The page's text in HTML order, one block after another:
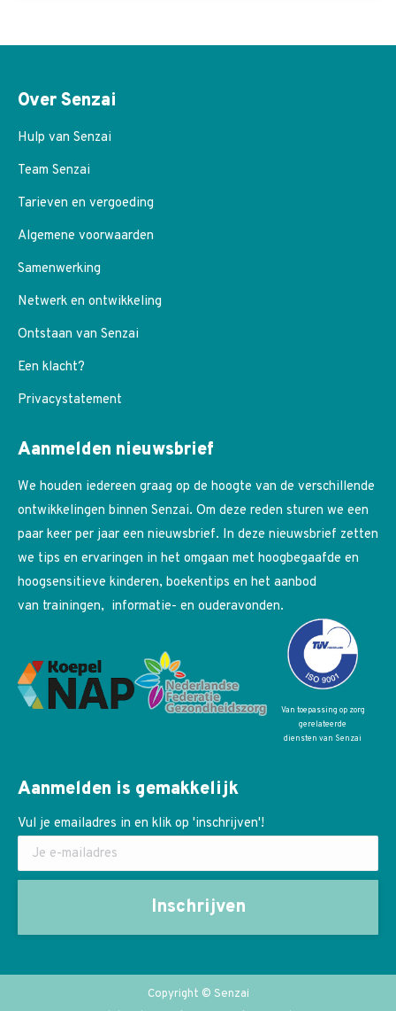
Over Senzai
Hulp van Senzai
Team Senzai
Tarieven en vergoeding
Algemene voorwaarden
Samenwerking
Netwerk en ontwikkeling
Ontstaan van Senzai
Een klacht?
Privacystatement
Aanmelden nieuwsbrief
We houden iedereen graag op de hoogte van de verschillende
ontwikkelingen binnen Senzai. Om deze reden sturen we een
paar keer per jaar een nieuwsbrief. In deze nieuwsbrief zetten
we tips en ervaringen in het omgaan met hoogbegaafde en
hoogsensitieve kinderen, boekentips en het aanbod
van trainingen, informatie- en ouderavonden.
Van toepassing op zorg
gerelateerde
diensten van Senzai
Aanmelden is gemakkelijk
Vul je emailadres in en klik op 'inschrijven'!
Copyright © Senzai